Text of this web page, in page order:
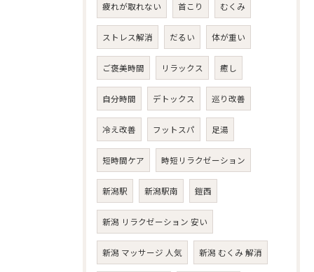
疲れが取れない 首こり むくみ
ストレス解消 だるい 体が重い
ご褒美時間 リラックス 癒し
自分時間 デトックス 巡り改善
冷え改善 フットスパ 足湯
短時間ケア 時短リラクゼーション
新潟駅 新潟駅南 鎧西
新潟 リラクゼーション 安い
新潟 マッサージ 人気 新潟 むくみ 解消